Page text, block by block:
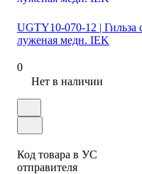
UGTY10-070-12 |
луженая медн. IEK
0
Нет в наличии
Код товара в УС
отправителя